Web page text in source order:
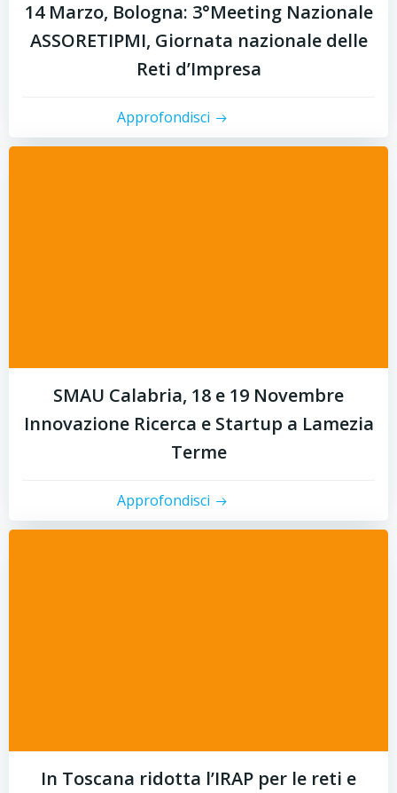
14 Marzo, Bologna: 3°Meeting Nazionale
ASSORETIPMI, Giornata nazionale delle
Reti d’Impresa
Approfondisci
SMAU Calabria, 18 e 19 Novembre
Innovazione Ricerca e Startup a Lamezia
Terme
Approfondisci
In Toscana ridotta l’IRAP per le reti e